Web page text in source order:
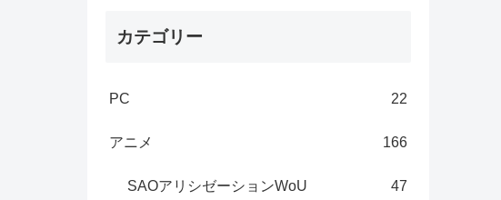
カテゴリー
PC 22
アニメ 166
SAOアリシゼーションWoU 47